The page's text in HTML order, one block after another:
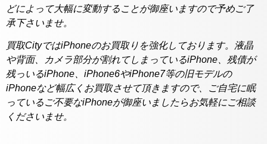
どによって大幅に変動することが御座いますので予めご了
承下さいませ。
買取CityではiPhoneのお買取りを強化しております。液晶
や背面、カメラ部分が割れてしまっているiPhone、残債が
残っいるiPhone、iPhone6やiPhone7等の旧モデルの
iPhoneなど幅広くお買取させて頂きますので、ご自宅に眠
っているご不要なiPhoneが御座いましたらお気軽にご相談
くださいませ。